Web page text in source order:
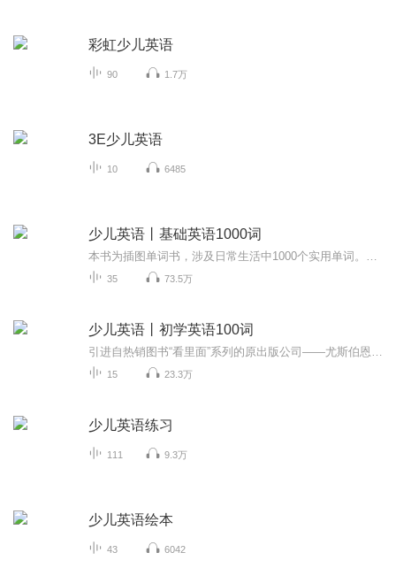
彩虹少儿英语
90 1.7万
3E少儿英语
10 6485
少儿英语丨基础英语1000词
35 73.5万
少儿英语丨初学英语100词
15 23.3万
少儿英语练习
111 9.3万
少儿英语绘本
43 6042